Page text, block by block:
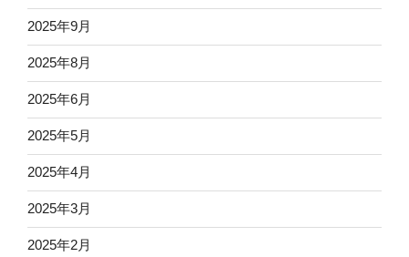
2025年9月
2025年8月
2025年6月
2025年5月
2025年4月
2025年3月
2025年2月